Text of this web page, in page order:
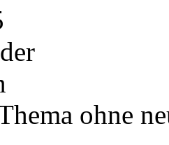
ohne